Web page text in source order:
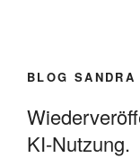
BLOG SANDRA
KI-Nutzung.